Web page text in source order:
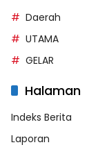
Daerah
UTAMA
GELAR
Halaman
Indeks Berita
Laporan